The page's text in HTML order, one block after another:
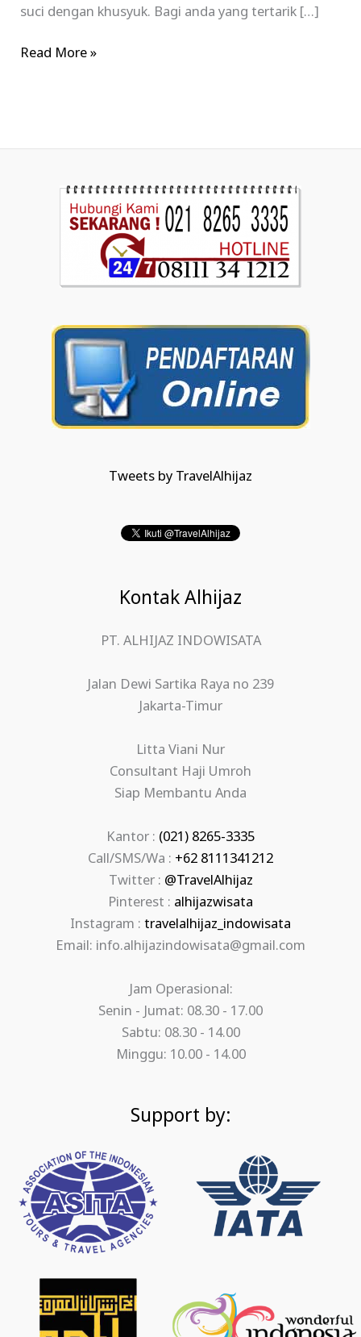
suci dengan khusyuk. Bagi anda yang tertarik […]
Read More »
Tweets by TravelAlhijaz
Kontak Alhijaz
PT. ALHIJAZ INDOWISATA
Jalan Dewi Sartika Raya no 239
Jakarta-Timur
Litta Viani Nur
Consultant Haji Umroh
Siap Membantu Anda
Kantor : (021) 8265-3335
Call/SMS/Wa : +62 8111341212
Twitter : @TravelAlhijaz
Pinterest : alhijazwisata
Instagram : travelalhijaz_indowisata
Email: info.alhijazindowisata@gmail.com
Jam Operasional:
Senin - Jumat: 08.30 - 17.00
Sabtu: 08.30 - 14.00
Minggu: 10.00 - 14.00
Support by: